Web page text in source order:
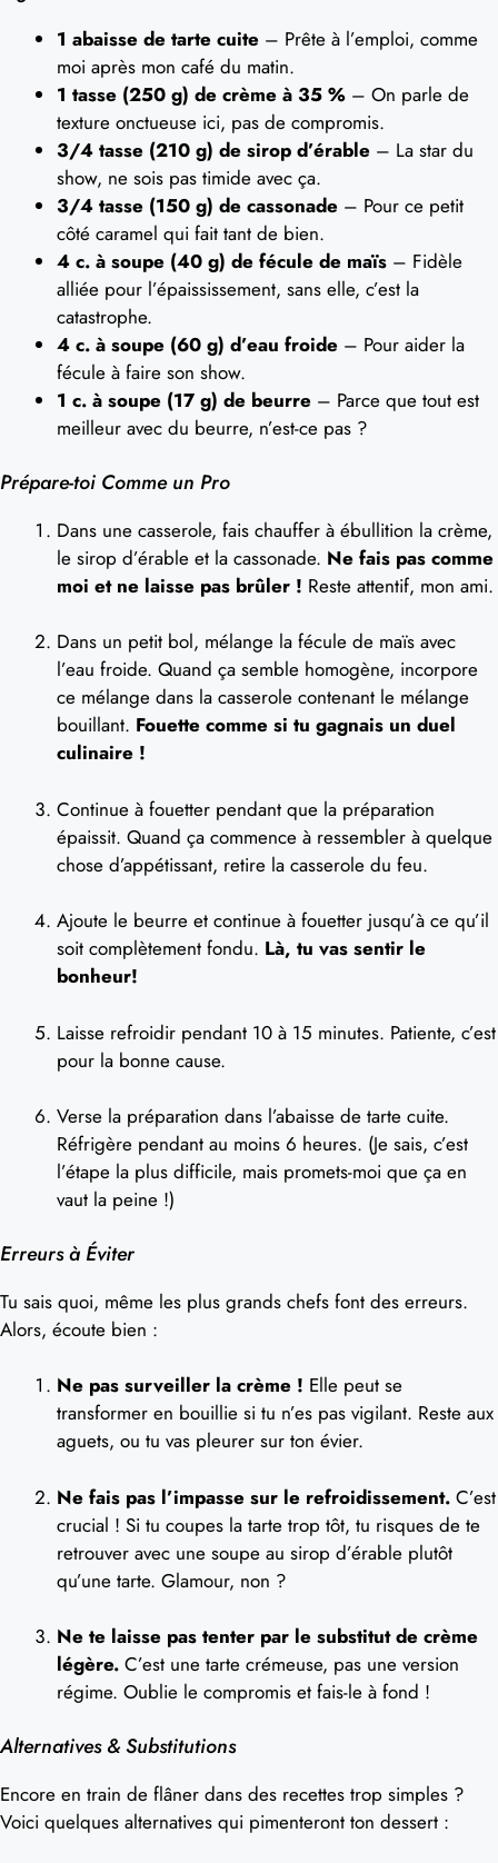
1 abaisse de tarte cuite – Prête à l’emploi, comme
moi après mon café du matin.
1 tasse (250 g) de crème à 35 % – On parle de
texture onctueuse ici, pas de compromis.
3/4 tasse (210 g) de sirop d’érable – La star du
show, ne sois pas timide avec ça.
3/4 tasse (150 g) de cassonade – Pour ce petit
côté caramel qui fait tant de bien.
4 c. à soupe (40 g) de fécule de maïs – Fidèle
alliée pour l’épaississement, sans elle, c’est la
catastrophe.
4 c. à soupe (60 g) d’eau froide – Pour aider la
fécule à faire son show.
1 c. à soupe (17 g) de beurre – Parce que tout est
meilleur avec du beurre, n’est-ce pas ?
Prépare-toi Comme un Pro
Dans une casserole, fais chauffer à ébullition la crème,
le sirop d’érable et la cassonade. Ne fais pas comme
moi et ne laisse pas brûler ! Reste attentif, mon ami.
Dans un petit bol, mélange la fécule de maïs avec
l’eau froide. Quand ça semble homogène, incorpore
ce mélange dans la casserole contenant le mélange
bouillant. Fouette comme si tu gagnais un duel
culinaire !
Continue à fouetter pendant que la préparation
épaissit. Quand ça commence à ressembler à quelque
chose d’appétissant, retire la casserole du feu.
Ajoute le beurre et continue à fouetter jusqu’à ce qu’il
soit complètement fondu. Là, tu vas sentir le
bonheur!
Laisse refroidir pendant 10 à 15 minutes. Patiente, c’est
pour la bonne cause.
Verse la préparation dans l’abaisse de tarte cuite.
Réfrigère pendant au moins 6 heures. (Je sais, c’est
l’étape la plus difficile, mais promets-moi que ça en
vaut la peine !)
Erreurs à Éviter
Tu sais quoi, même les plus grands chefs font des erreurs.
Alors, écoute bien :
Ne pas surveiller la crème ! Elle peut se
transformer en bouillie si tu n’es pas vigilant. Reste aux
aguets, ou tu vas pleurer sur ton évier.
Ne fais pas l’impasse sur le refroidissement. C’est
crucial ! Si tu coupes la tarte trop tôt, tu risques de te
retrouver avec une soupe au sirop d’érable plutôt
qu’une tarte. Glamour, non ?
Ne te laisse pas tenter par le substitut de crème
légère. C’est une tarte crémeuse, pas une version
régime. Oublie le compromis et fais-le à fond !
Alternatives & Substitutions
Encore en train de flâner dans des recettes trop simples ?
Voici quelques alternatives qui pimenteront ton dessert :